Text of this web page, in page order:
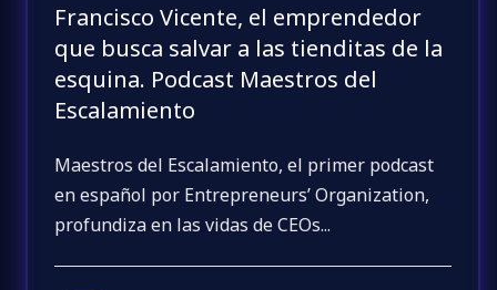
Francisco Vicente, el emprendedor
que busca salvar a las tienditas de la
esquina. Podcast Maestros del
Escalamiento
Maestros del Escalamiento, el primer podcast
en español por Entrepreneurs’ Organization,
profundiza en las vidas de CEOs...